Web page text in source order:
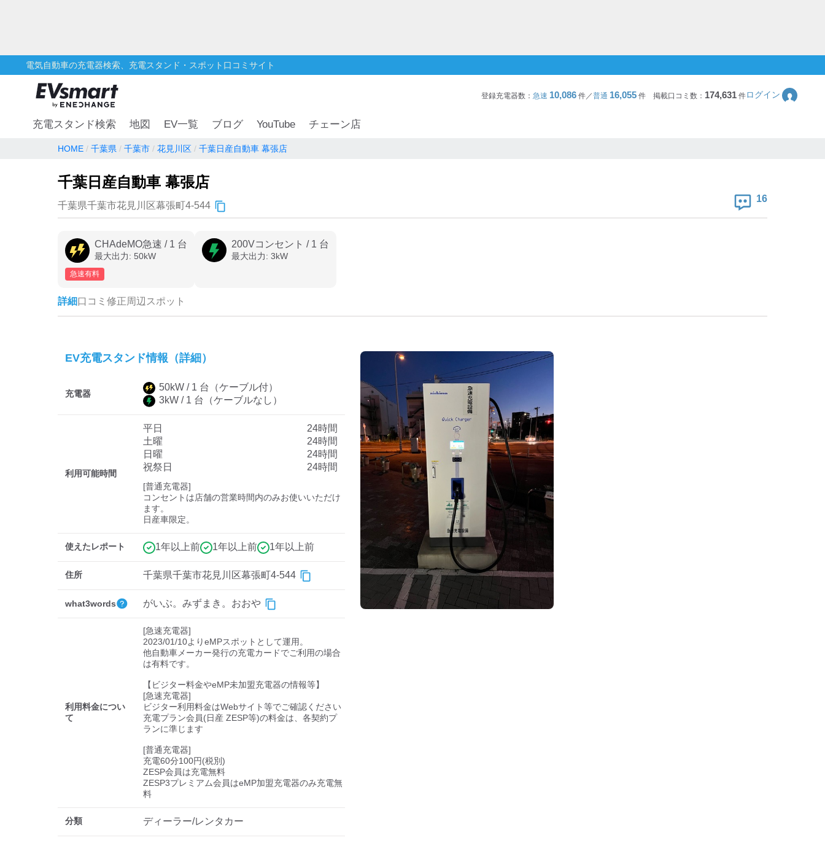
電気自動車の充電器検索、充電スタンド・スポット口コミサイト
登録充電器数： 急速 10,086 件／普通 16,055 件 掲載口コミ数： 174,631件ログイン
充電スタンド検索 地図 EV一覧 ブログ YouTube チェーン店
HOME 千葉県 千葉市 花見川区 千葉日産自動車 幕張店
千葉日産自動車 幕張店
千葉県千葉市花見川区幕張町4-544
16
CHAdeMO急速 / 1 台
最大出力: 50kW
急速有料
200Vコンセント / 1 台
最大出力: 3kW
詳細口コミ 修正周辺スポット
EV充電スタンド情報（詳細）
充電器
50kW / 1 台
（ケーブル付）
3kW / 1 台 （ケーブルなし）
利用可能時間
平日
24時間
土曜
24時間
日曜
24時間
祝祭日
24時間
[普通充電器]
コンセントは店舗の営業時間内のみお使いいただけ
ます。
日産車限定。
使えたレポート 1年以上前 1年以上前 1年以上前
住所 千葉県千葉市花見川区幕張町4-544
what3words がいぶ。みずまき。おおや
利用料金につい
て
[急速充電器]
2023/01/10よりeMPスポットとして運用。
他自動車メーカー発行の充電カードでご利用の場合
は有料です。
【ビジター料金やeMP未加盟充電器の情報等】
[急速充電器]
ビジター利用料金はWebサイト等でご確認ください
充電プラン会員(日産 ZESP等)の料金は、各契約プ
ランに準じます
[普通充電器]
充電60分100円(税別)
ZESP会員は充電無料
ZESP3プレミアム会員はeMP加盟充電器のみ充電無
料
分類 ディーラー/レンタカー